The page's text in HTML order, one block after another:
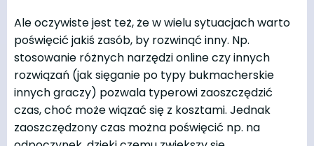
Ale oczywiste jest też, że w wielu sytuacjach warto
poświęcić jakiś zasób, by rozwinąć inny. Np.
stosowanie różnych narzędzi online czy innych
rozwiązań (jak sięganie po typy bukmacherskie
innych graczy) pozwala typerowi zaoszczędzić
czas, choć może wiązać się z kosztami. Jednak
zaoszczędzony czas można poświęcić np. na